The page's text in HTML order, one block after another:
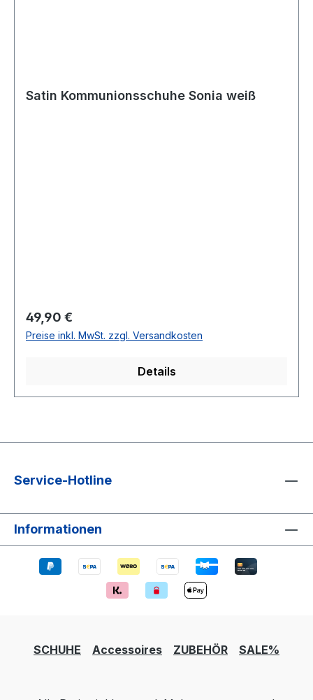
Satin Kommunionsschuhe Sonia weiß
Regulärer Preis:
49,90 €
Preise inkl. MwSt. zzgl. Versandkosten
Details
Service-Hotline
Informationen
SCHUHE Accessoires ZUBEHÖR SALE%